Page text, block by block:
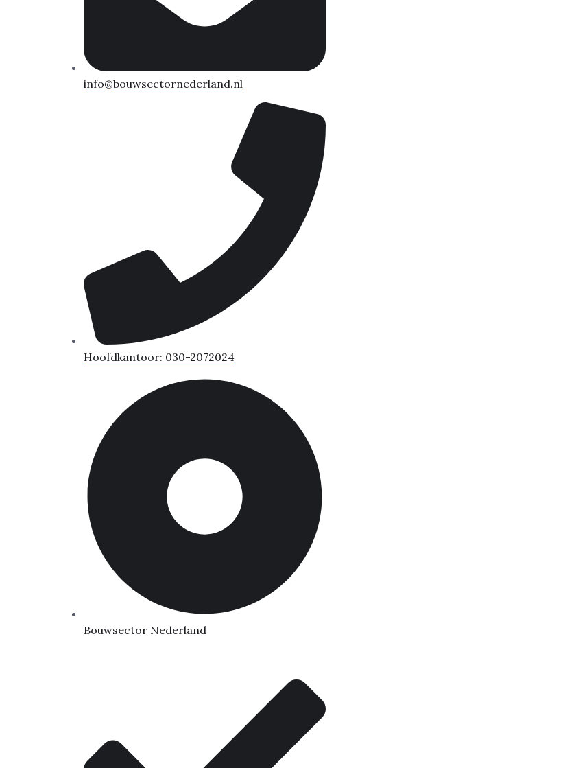
info@bouwsectornederland.nl
Hoofdkantoor: 030-2072024
Bouwsector Nederland